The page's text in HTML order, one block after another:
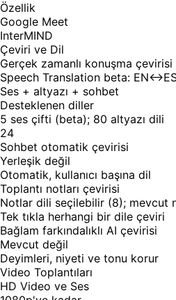
Özellik
Google Meet
InterMIND
Çeviri ve Dil
Gerçek zamanlı konuşma çevirisi
Speech Translation beta:
Ses + altyazı + sohbet
Desteklenen diller
5 ses çifti (beta); 80 altyazı dili
24
Sohbet otomatik çevirisi
Yerleşik değil
Otomatik, kullanıcı başına dil
Toplantı notları çevirisi
Notlar dili seçilebilir (8); mevcut
Tek tıkla herhangi bir dile çeviri
Bağlam farkındalıklı AI çevirisi
Mevcut değil
Deyimleri, niyeti ve tonu korur
Video Toplantıları
HD Video ve Ses